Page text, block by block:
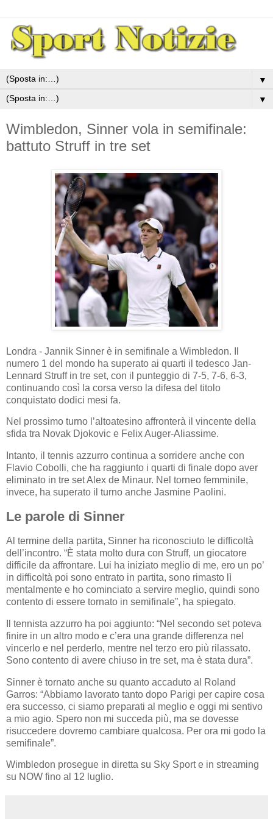
▼
▼
Wimbledon, Sinner vola in semifinale:
battuto Struff in tre set
Londra - Jannik Sinner è in semifinale a Wimbledon. Il
numero 1 del mondo ha superato ai quarti il tedesco Jan-
Lennard Struff in tre set, con il punteggio di 7-5, 7-6, 6-3,
continuando così la corsa verso la difesa del titolo
conquistato dodici mesi fa.
Nel prossimo turno l’altoatesino affronterà il vincente della
sfida tra Novak Djokovic e Felix Auger-Aliassime.
Intanto, il tennis azzurro continua a sorridere anche con
Flavio Cobolli, che ha raggiunto i quarti di finale dopo aver
eliminato in tre set Alex de Minaur. Nel torneo femminile,
invece, ha superato il turno anche Jasmine Paolini.
Le parole di Sinner
Al termine della partita, Sinner ha riconosciuto le difficoltà
dell’incontro. “È stata molto dura con Struff, un giocatore
difficile da affrontare. Lui ha iniziato meglio di me, ero un po’
in difficoltà poi sono entrato in partita, sono rimasto lì
mentalmente e ho cominciato a servire meglio, quindi sono
contento di essere tornato in semifinale”, ha spiegato.
Il tennista azzurro ha poi aggiunto: “Nel secondo set poteva
finire in un altro modo e c’era una grande differenza nel
vincerlo e nel perderlo, mentre nel terzo ero più rilassato.
Sono contento di avere chiuso in tre set, ma è stata dura”.
Sinner è tornato anche su quanto accaduto al Roland
Garros: “Abbiamo lavorato tanto dopo Parigi per capire cosa
era successo, ci siamo preparati al meglio e oggi mi sentivo
a mio agio. Spero non mi succeda più, ma se dovesse
risuccedere dovremo cambiare qualcosa. Per ora mi godo la
semifinale”.
Wimbledon prosegue in diretta su Sky Sport e in streaming
su NOW fino al 12 luglio.